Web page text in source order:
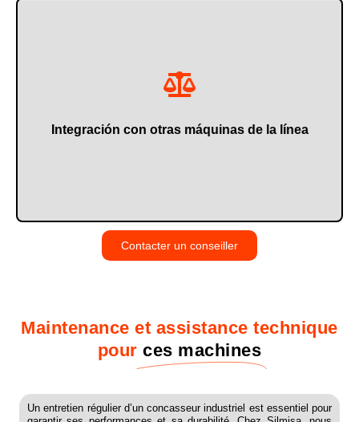
Integración con otras máquinas de la línea
Notre broyeur à 4 arbres est très facile à adapter à
recyclage des matériaux.
Contacter un conseiller
Maintenance et assistance technique
pour ces machines
Un entretien régulier d’un concasseur industriel est essentiel pour